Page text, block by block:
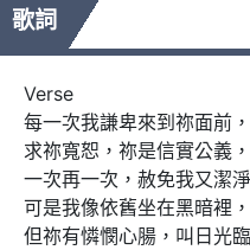
歌詞
Verse
每一次我謙卑來到祢面前
求祢寬恕，祢是信實公義，
一次再一次，赦免我又潔
可是我像依舊坐在黑暗裡
但祢有憐憫心腸，叫日光